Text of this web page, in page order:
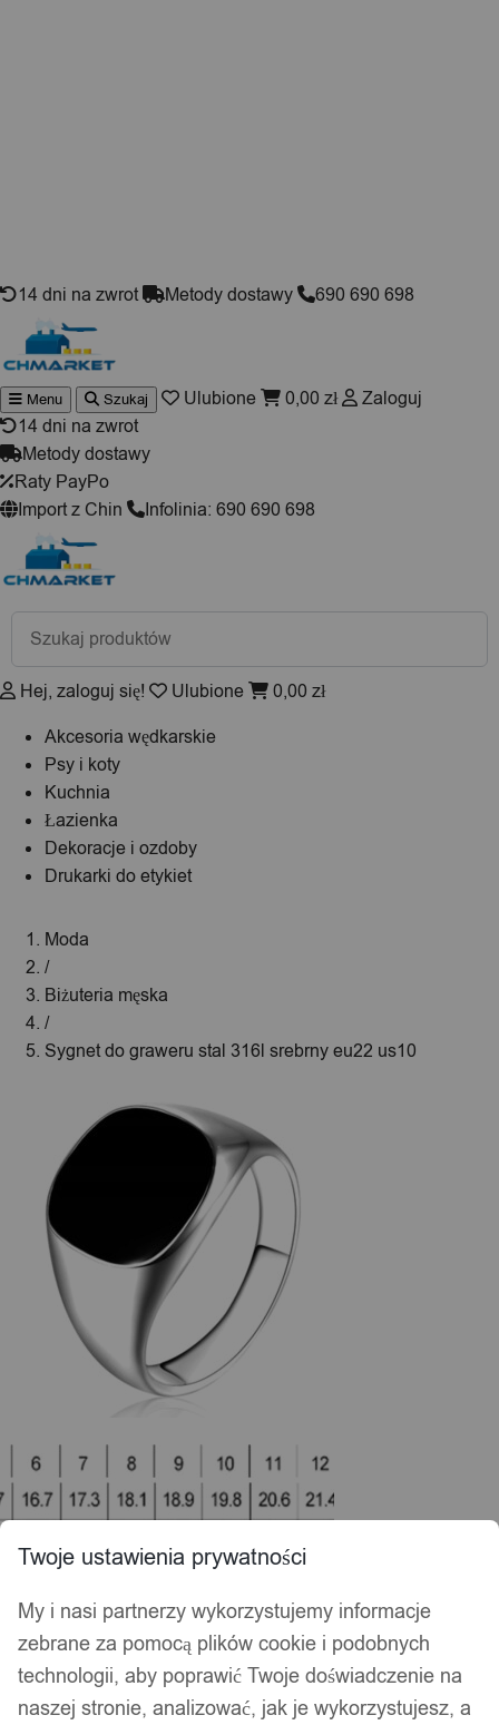
14 dni na zwrot Metody dostawy 690 690 698
Wyszukiwarka
produktów
Menu Szukaj Ulubione 0,00 zł
Zaloguj
14 dni na zwrot
Metody dostawy
Raty PayPo
Import z Chin
Infolinia: 690 690 698
Wyszukiwarka
produktów
Hej, zaloguj się! Ulubione 0,00 zł
Akcesoria wędkarskie
Psy i koty
Kuchnia
Łazienka
Dekoracje i ozdoby
Drukarki do etykiet
Moda
/
Biżuteria męska
/
Sygnet do graweru stal 316l srebrny eu22 us10
Twoje ustawienia prywatności
My i nasi partnerzy wykorzystujemy informacje
zebrane za pomocą plików cookie i podobnych
technologii, aby poprawić Twoje doświadczenie na
naszej stronie, analizować, jak je wykorzystujesz, a